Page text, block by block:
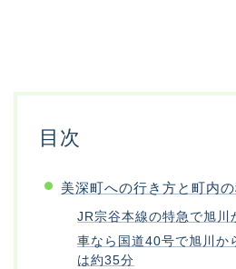
目次
美深町への行き方と町内
JR宗谷本線の特急で旭川
車なら国道40号で旭川か
は約35分